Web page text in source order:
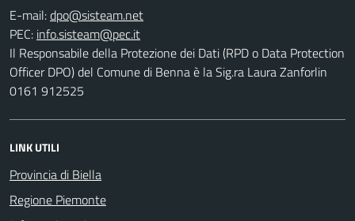
E-mail:
PEC:
Il Responsabile della Protezione dei Dati (RPD o Data Protection
Officer DPO) del Comune di Benna è la Sig.ra Laura Zanforlin
0161 912525
LINK UTILI
Provincia di Biella
Regione Piemonte